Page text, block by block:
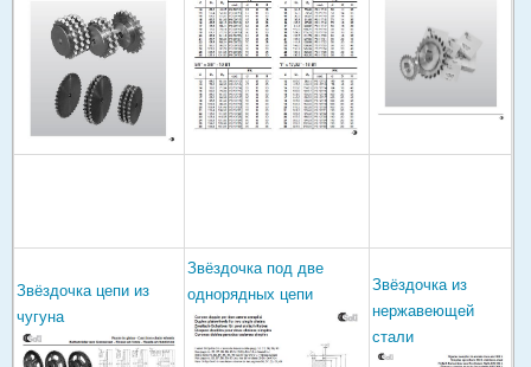
Звёздочка цепи из
чугуна
Звёздочка под две
однорядных цепи
Звёздочка из
нержавеющей
стали